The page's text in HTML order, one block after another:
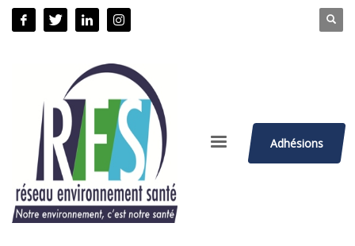
Adhésions